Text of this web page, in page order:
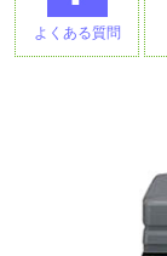
よくある質問